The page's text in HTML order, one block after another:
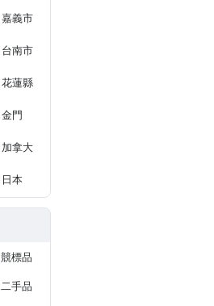
嘉義市
台南市
花蓮縣
金門
加拿大
日本
競標品
二手品